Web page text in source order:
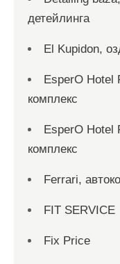
детейлинга
El Kupidon,
EsperO Hotel
комплекс
EsperO Hotel
комплекс
Ferrari,
FIT SERVICE
Fix Price